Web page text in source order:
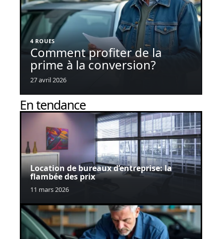
4 ROUES
Comment profiter de la
prime à la conversion?
27 avril 2026
En tendance
Location de bureaux d’entreprise: la
flambée des prix
11 mars 2026